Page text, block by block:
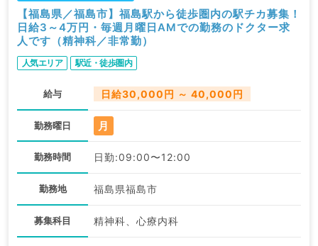
【福島県／福島市】福島駅から徒歩圏内の駅チカ募集！
日給3～4万円・毎週月曜日AMでの勤務のドクター求
人です（精神科／非常勤）
人気エリア 駅近・徒歩圏内
給与 日給30,000円 ～ 40,000円
勤務曜日 月
勤務時間 日勤:09:00〜12:00
勤務地 福島県福島市
募集科目 精神科、心療内科